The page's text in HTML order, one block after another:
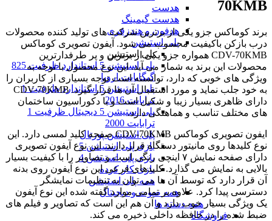
هدست
هدست گیمینگ
هدفون و هندزفری
پلی استیشن
پلی استیشن
پلی استیشن 5 استاندارد ظرفیت 825
گیگابایت اروپا
پلی استیشن 5 استاندارد ظرفیت 1
ترابایت 2016
پلی استیشن 5 دیجیتال ظرفیت 1
ترابایت 2000
پلی استیشن پورتال
بازی پلی استیشن 5
بازی پلی استیشن 4
بازی کار کرده
همه پلی استیشن
همه صوت و دیجیتال
همه دسته ها
فروشگاه
70KMB
برند کوماکس جزو یکی از برترین شرکت های تولید کننده محصولات
درب بازکن باکیفیت محسوب می شود. آیفون تصویری کوماکس
CDV-70KMB همواره جزو یکی از برترین و پر طرفدارترین
محصولات این برند به شمار می آید. این نوع محصول با توجه به
ویژگی‌ های خوبی که دارد، توانسته است توجه بسیاری از کاربران را
به خود جلب نماید و مورد استقبال آن ها قرار گیرد. CDV-70KMB
دارای ظاهری بسیار زیبا و شکیل است و با دکوراسیون ساختمان
های مختلف تناسب و هماهنگی دارد.
ایفون تصویری کوماکس CDV-70KMB صفحه کلید لمسی دارد. این
نوع کلیدها روی مانیتور دستگاه قرار دارند. این نوع آیفون تصویری
دارای صفحه نمایش ۷ اینچی رنگی است و تصاویر را با کیفیت بسیار
بالایی به نمایش می گذارد. کلیدهای فرعی این نوع آیفون روی بدنه
آن قرار دارد که توسط آن ها می توان به تنطیمات نمایشگر
دسترسی پیدا کرد. علاوه بر تمامی موارد گفته شده این نوع آیفون
یک ویژگی بسیار خوب دارد و آن هم این است که تصاویر و فیلم های
ضبط شده را در حافظه داخلی ذخیره می کند.